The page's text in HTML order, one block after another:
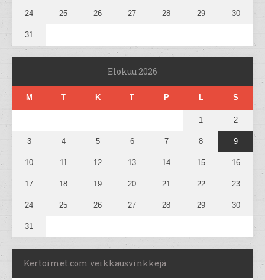
24 25 26 27 28 29 30
31
Elokuu 2026
M T K T P L S
1 2
3 4 5 6 7 8 9
10 11 12 13 14 15 16
17 18 19 20 21 22 23
24 25 26 27 28 29 30
31
Kertoimet.com veikkausvinkkejä